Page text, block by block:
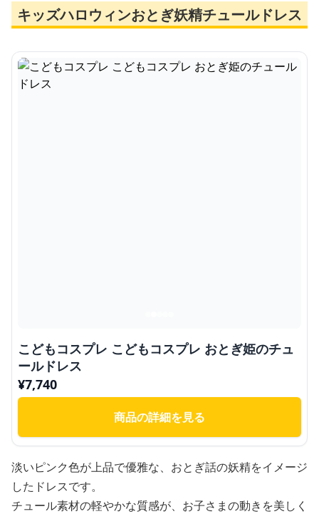
キッズハロウィンおとぎ妖精チュールドレス
こどもコスプレ こどもコスプレ おとぎ姫のチュ
ールドレス
¥7,740
商品の詳細を見る
淡いピンク色が上品で優雅な、おとぎ話の妖精をイメージ
したドレスです。
チュール素材の軽やかな質感が、お子さまの動きを美しく